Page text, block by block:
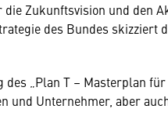
die Zukunftsvision und den
des Bundes skizziert
„Plan T – Masterplan
und Unternehmer, aber